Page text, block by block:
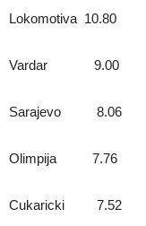
Lokomotiva 10.80
Vardar 9.00
Sarajevo 8.06
Olimpija 7.76
Cukaricki 7.52